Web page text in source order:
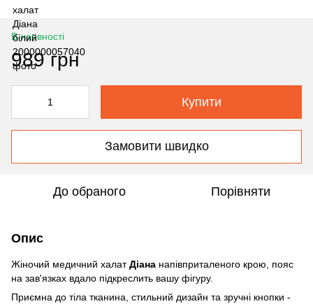
В наявності
989 грн
Купити
Замовити швидко
До обраного Порівняти
Опис
Жіночий медичний халатДіана напівприталеного крою, пояс
на зав'язках вдало підкреслить вашу фігуру.
Приємна до тіла тканина, стильний дизайн та зручні кнопки -